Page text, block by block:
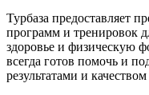
Турбаза предоставляет
программ и тренировок
здоровье и физическую
всегда готов помочь и
результатами и качеством